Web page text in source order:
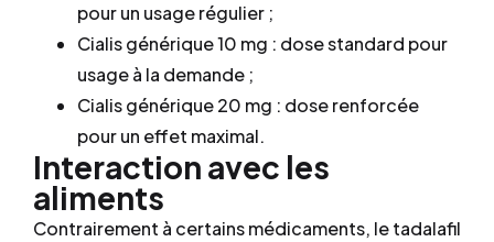
pour un usage régulier ;
Cialis générique 10 mg : dose standard pour
usage à la demande ;
Cialis générique 20 mg : dose renforcée
pour un effet maximal.
Interaction avec les
aliments
Contrairement à certains médicaments, le tadalafil